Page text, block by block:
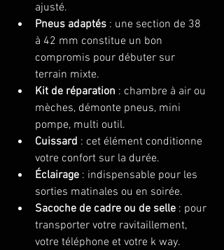
ajusté.
Pneus adaptés : une section de 38
à 42 mm constitue un bon
compromis pour débuter sur
terrain mixte.
Kit de réparation : chambre à air ou
mèches, démonte pneus, mini
pompe, multi outil.
Cuissard : cet élément conditionne
votre confort sur la durée.
Éclairage : indispensable pour les
sorties matinales ou en soirée.
Sacoche de cadre ou de selle : pour
transporter votre ravitaillement,
votre téléphone et votre k way.